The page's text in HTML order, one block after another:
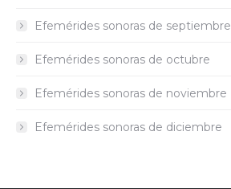
Efemérides sonoras de septiembre
Efemérides sonoras de octubre
Efemérides sonoras de noviembre
Efemérides sonoras de diciembre